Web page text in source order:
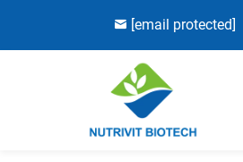
[email protected]